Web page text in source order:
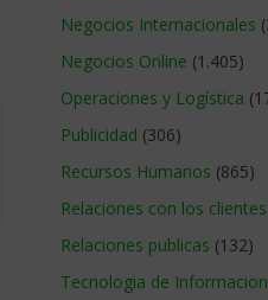
Negocios Internacionales
Negocios Online (1.405)
Operaciones y Logística
Publicidad (306)
Recursos Humanos (865)
Relaciones con los clientes
Relaciones publicas (132)
Tecnologia de Informacion